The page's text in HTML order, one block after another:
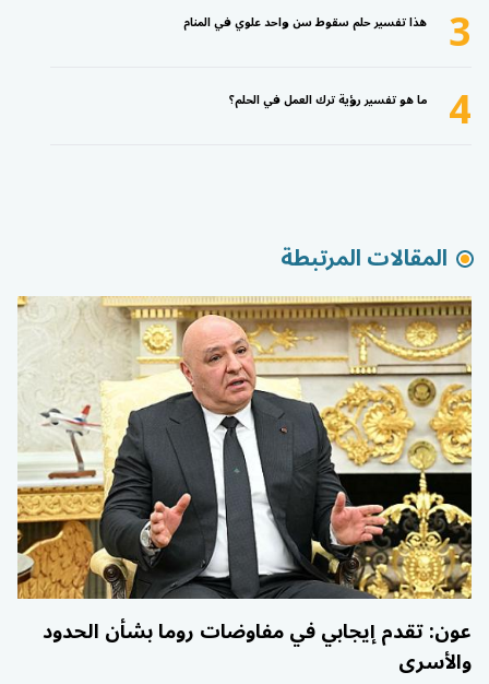
3 هذا تفسير حلم سقوط سن واحد علوي في المنام
4 ما هو تفسير رؤية ترك العمل في الحلم؟
المقالات المرتبطة
عون: تقدم إيجابي في مفاوضات روما بشأن الحدود
والأسرى